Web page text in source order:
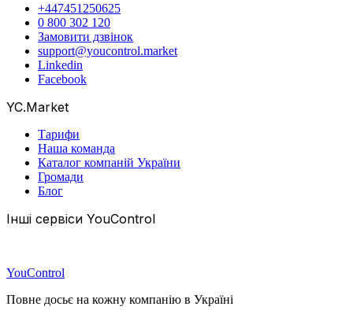
+447451250625
0 800 302 120
Замовити дзвінок
support@youcontrol.market
Linkedin
Facebook
YC.Market
Тарифи
Наша команда
Каталог компаній України
Громади
Блог
Інші сервіси YouControl
YouControl
Повне досьє на кожну компанію в Україні